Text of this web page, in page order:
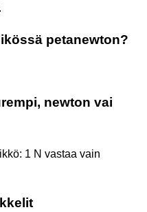
petanewton?
newton vai
1 N vastaa vain